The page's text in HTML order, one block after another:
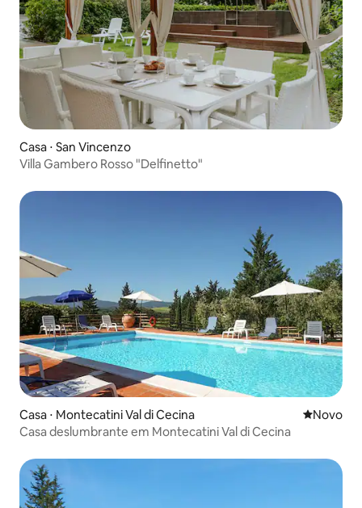
Casa ⋅ San Vincenzo
Villa Gambero Rosso "Delfinetto"
Casa ⋅ Montecatini Val di Cecina Novo
Novo
Casa deslumbrante em Montecatini Val di Cecina